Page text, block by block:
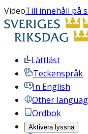
VideoTill innehåll på
Lättläst
Teckenspråk
In English
Other
Ordbok
Aktivera lyssna